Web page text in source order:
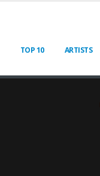
TOP 10 ARTISTS